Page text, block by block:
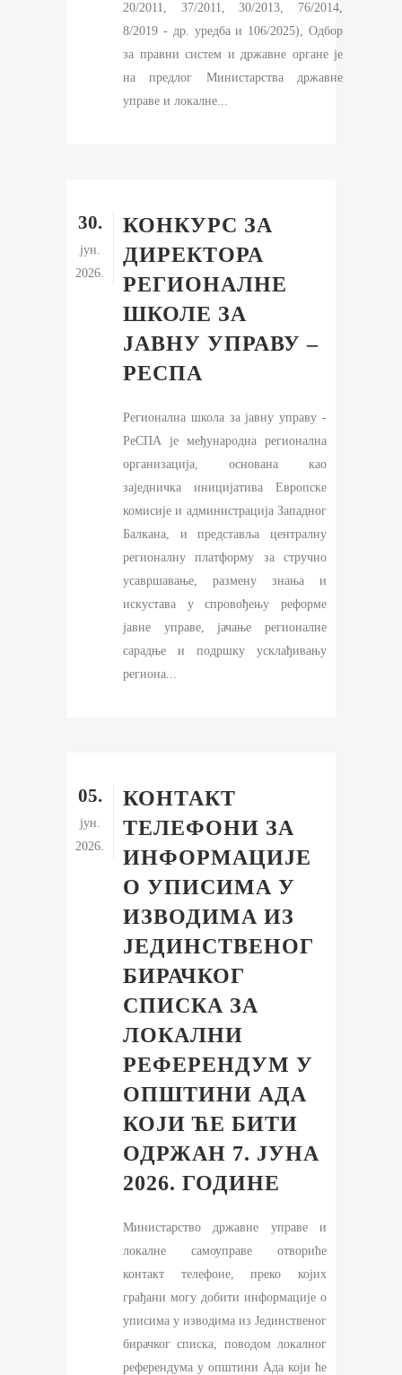
20/2011, 37/2011, 30/2013, 76/2014,
8/2019 - др. уредба и 106/2025), Одбор
за правни систем и државне органе је
на предлог Министарства државне
управе и локалне...
30.
јун.
2026.
КОНКУРС ЗА
ДИРЕКТОРА
РЕГИОНАЛНЕ
ШКОЛЕ ЗА
ЈАВНУ УПРАВУ –
РЕСПА
Регионална школа за јавну управу -
РеСПА је међународна регионална
организација, основана као
заједничка иницијатива Европске
комисије и администрација Западног
Балкана, и представља централну
регионалну платформу за стручно
усавршавање, размену знања и
искустава у спровођењу реформе
јавне управе, јачање регионалне
сарадње и подршку усклађивању
региона...
05.
јун.
2026.
КОНТАКТ
ТЕЛЕФОНИ ЗА
ИНФОРМАЦИЈЕ
О УПИСИМА У
ИЗВОДИМА ИЗ
ЈЕДИНСТВЕНОГ
БИРАЧКОГ
СПИСКА ЗА
ЛОКАЛНИ
РЕФЕРЕНДУМ У
ОПШТИНИ АДА
КОЈИ ЋЕ БИТИ
ОДРЖАН 7. ЈУНА
2026. ГОДИНЕ
Министарство државне управе и
локалне самоуправе отвориће
контакт телефоне, преко којих
грађани могу добити информације о
уписима у изводима из Јединственог
бирачког списка, поводом локалног
референдума у општини Ада који ће